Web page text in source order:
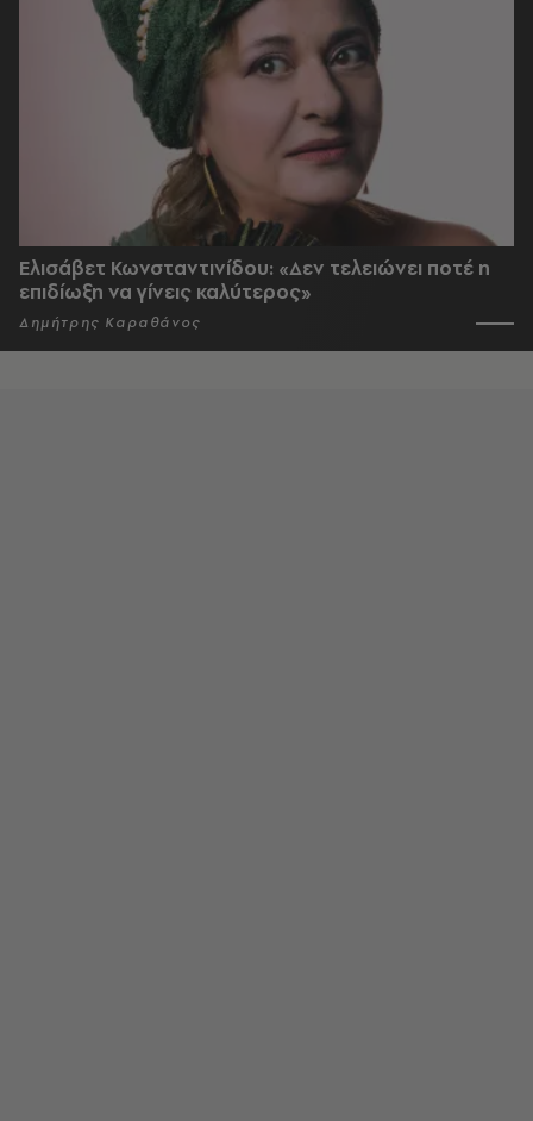
Ελισάβετ Κωνσταντινίδου: «Δεν τελειώνει ποτέ η
επιδίωξη να γίνεις καλύτερος»
Δημήτρης Καραθάνος